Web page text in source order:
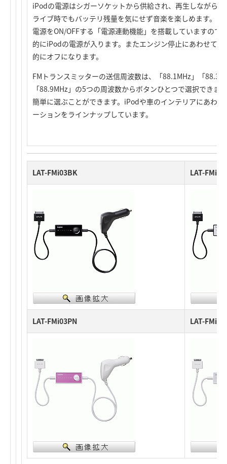
iPodの電源はシガーソケットから供給され、再生しながら
ライブ時でもバッテリ残量を気にせず音楽を楽しめます。
電源をON/OFFする「電源連動機能」を搭載していますので
的にiPodの電源が入ります。またエンジン停止にあわせて
的にオフになります。
FMトランスミッターの送信周波数は、「88.1MHz」「
「88.9MHz」の5つの周波数からボタンひとつで選択できま
簡単に選ぶことができます。iPodや車のインテリアにあわ
ーションをラインナップしています。
LAT-FMi03BK LAT-
LAT-FMi03PN LAT-